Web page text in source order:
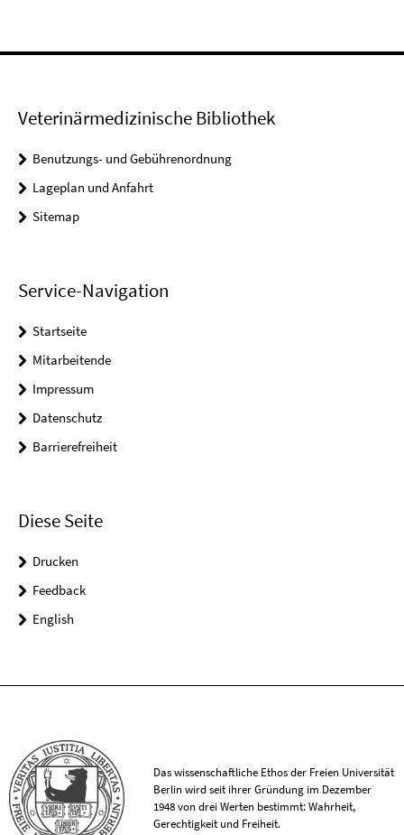
Veterinärmedizinische Bibliothek
Benutzungs- und Gebührenordnung
Lageplan und Anfahrt
Sitemap
Service-Navigation
Startseite
Mitarbeitende
Impressum
Datenschutz
Barrierefreiheit
Diese Seite
Drucken
Feedback
English
Das wissenschaftliche Ethos der Freien Universität
Berlin wird seit ihrer Gründung im Dezember
1948 von drei Werten bestimmt: Wahrheit,
Gerechtigkeit und Freiheit.